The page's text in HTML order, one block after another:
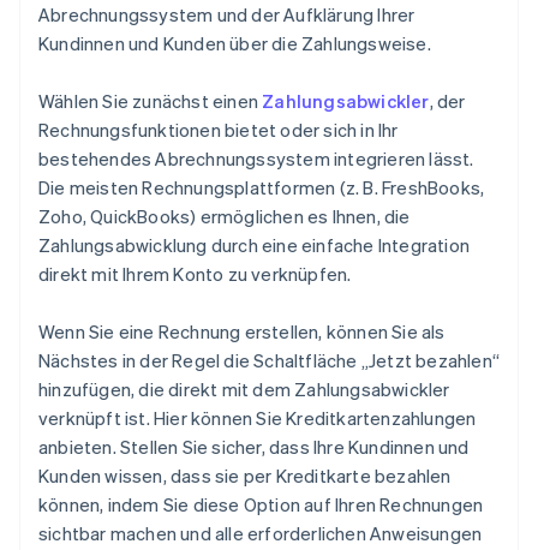
Abrechnungssystem und der Aufklärung Ihrer
Kundinnen und Kunden über die Zahlungsweise.
Wählen Sie zunächst einen Zahlungsabwickler, der
Rechnungsfunktionen bietet oder sich in Ihr
bestehendes Abrechnungssystem integrieren lässt.
Die meisten Rechnungsplattformen (z. B. FreshBooks,
Zoho, QuickBooks) ermöglichen es Ihnen, die
Zahlungsabwicklung durch eine einfache Integration
direkt mit Ihrem Konto zu verknüpfen.
Wenn Sie eine Rechnung erstellen, können Sie als
Nächstes in der Regel die Schaltfläche „Jetzt bezahlen“
hinzufügen, die direkt mit dem Zahlungsabwickler
verknüpft ist. Hier können Sie Kreditkartenzahlungen
anbieten. Stellen Sie sicher, dass Ihre Kundinnen und
Kunden wissen, dass sie per Kreditkarte bezahlen
können, indem Sie diese Option auf Ihren Rechnungen
sichtbar machen und alle erforderlichen Anweisungen